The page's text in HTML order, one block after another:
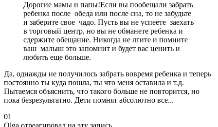
Дорогие мамы и папы!Если вы пообещали забрать
ребенка после обеда или после сна, то не забудьте
и заберите свое чадо. Пусть вы не успеете заехать
в торговый центр, но вы не обманете ребенка и
сдержите обещание. Никогда не лгите и помните
ваш малыш это запомнит и будет вас ценить и
любить еще больше.
Да, однажды не получилось забрать вовремя ребенка и теперь
постоянно ты куда пошла, ты что меня оставила и т.д.
Пытаемся объяснить, что такого больше не повторится, но
пока безрезультатно. Дети помнят абсолютно все...
Голосуйте
-
0Голосуйте
-
1
Olga отреагировал на эту запись.